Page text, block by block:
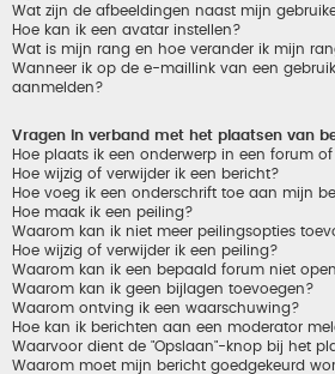
Wat zijn de afbeeldingen naast mijn
Hoe kan ik een avatar instellen?
Wat is mijn rang en hoe verander ik mijn
Wanneer ik op de e-maillink van een
aanmelden?
Vragen in verband met het plaatsen van
Hoe plaats ik een onderwerp in een forum
Hoe wijzig of verwijder ik een bericht?
Hoe voeg ik een onderschrift toe aan mijn
Hoe maak ik een peiling?
Waarom kan ik niet meer peilingsopties
Hoe wijzig of verwijder ik een peiling?
Waarom kan ik een bepaald forum niet
Waarom kan ik geen bijlagen toevoegen?
Waarom ontving ik een waarschuwing?
Hoe kan ik berichten aan een moderator
Waarvoor dient de "Opslaan"-knop bij het
Waarom moet mijn bericht goedgekeurd